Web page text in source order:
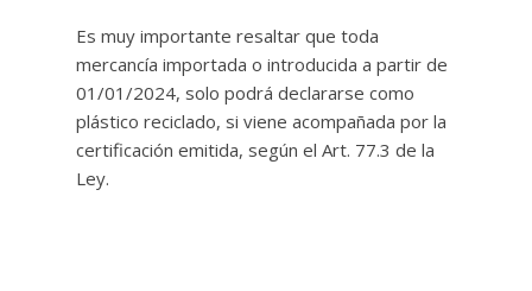
Es muy importante resaltar que toda
mercancía importada o introducida a partir de
01/01/2024, solo podrá declararse como
plástico reciclado, si viene acompañada por la
certificación emitida, según el Art. 77.3 de la
Ley.